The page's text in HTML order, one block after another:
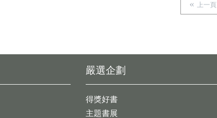
上一頁
嚴選企劃
得獎好書
主題書展